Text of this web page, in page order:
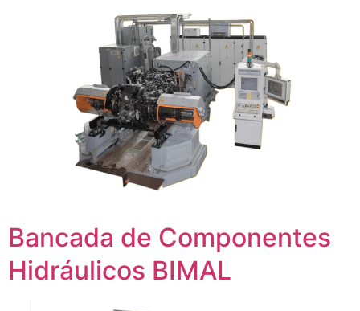
Bancada de Componentes
Hidráulicos BIMAL